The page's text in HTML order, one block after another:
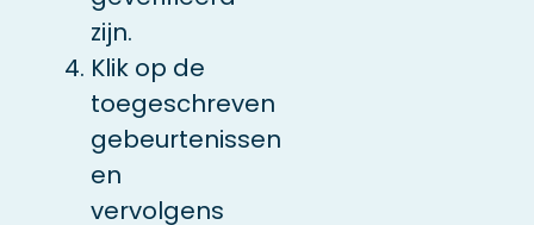
zijn.
Klik op de
toegeschreven
gebeurtenissen
en
vervolgens